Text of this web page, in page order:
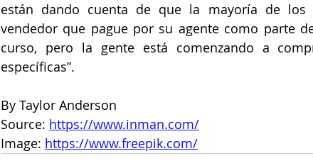
están dando cuenta de que la mayoría de los
vendedor que pague por su agente como parte
curso, pero la gente está comenzando a
específicas”.
By Taylor Anderson
Source: https://www.inman.com/
Image: https://www.freepik.com/